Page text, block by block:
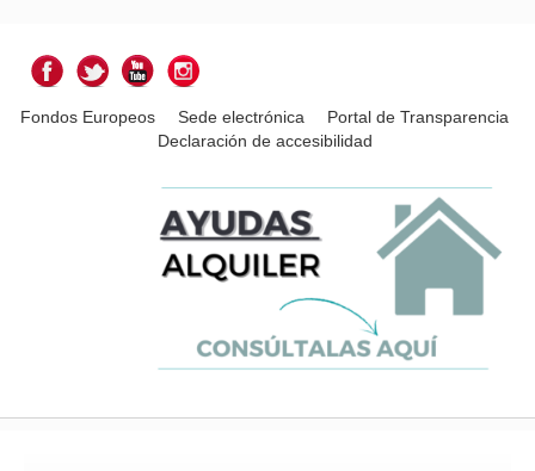
Fondos Europeos Sede electrónica
Portal de Transparencia
Declaración de accesibilidad